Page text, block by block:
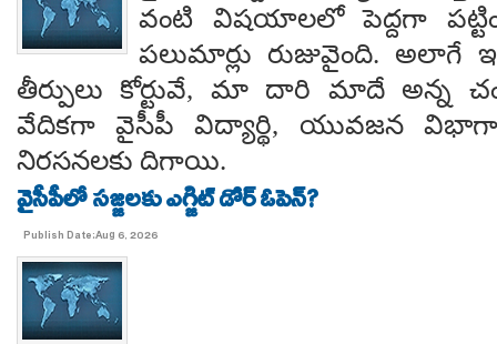
వంటి విషయాలలో పెద్దగా
పలుమార్లు రుజువైంది. అలాగే
తీర్పులు కోర్టువే, మా దారి మాదే అన్న
వేదికగా వైసీపీ విద్యార్థి, యువజన
నిరసనలకు దిగాయి.
వైసీపీలో సజ్జలకు ఎగ్జిట్ డోర్ ఓపెన్?
Publish Date:Aug 6, 2026